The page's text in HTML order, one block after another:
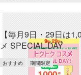
【毎月9日・29日は
メ SPECIAL DAY
おすすめ 期間限定